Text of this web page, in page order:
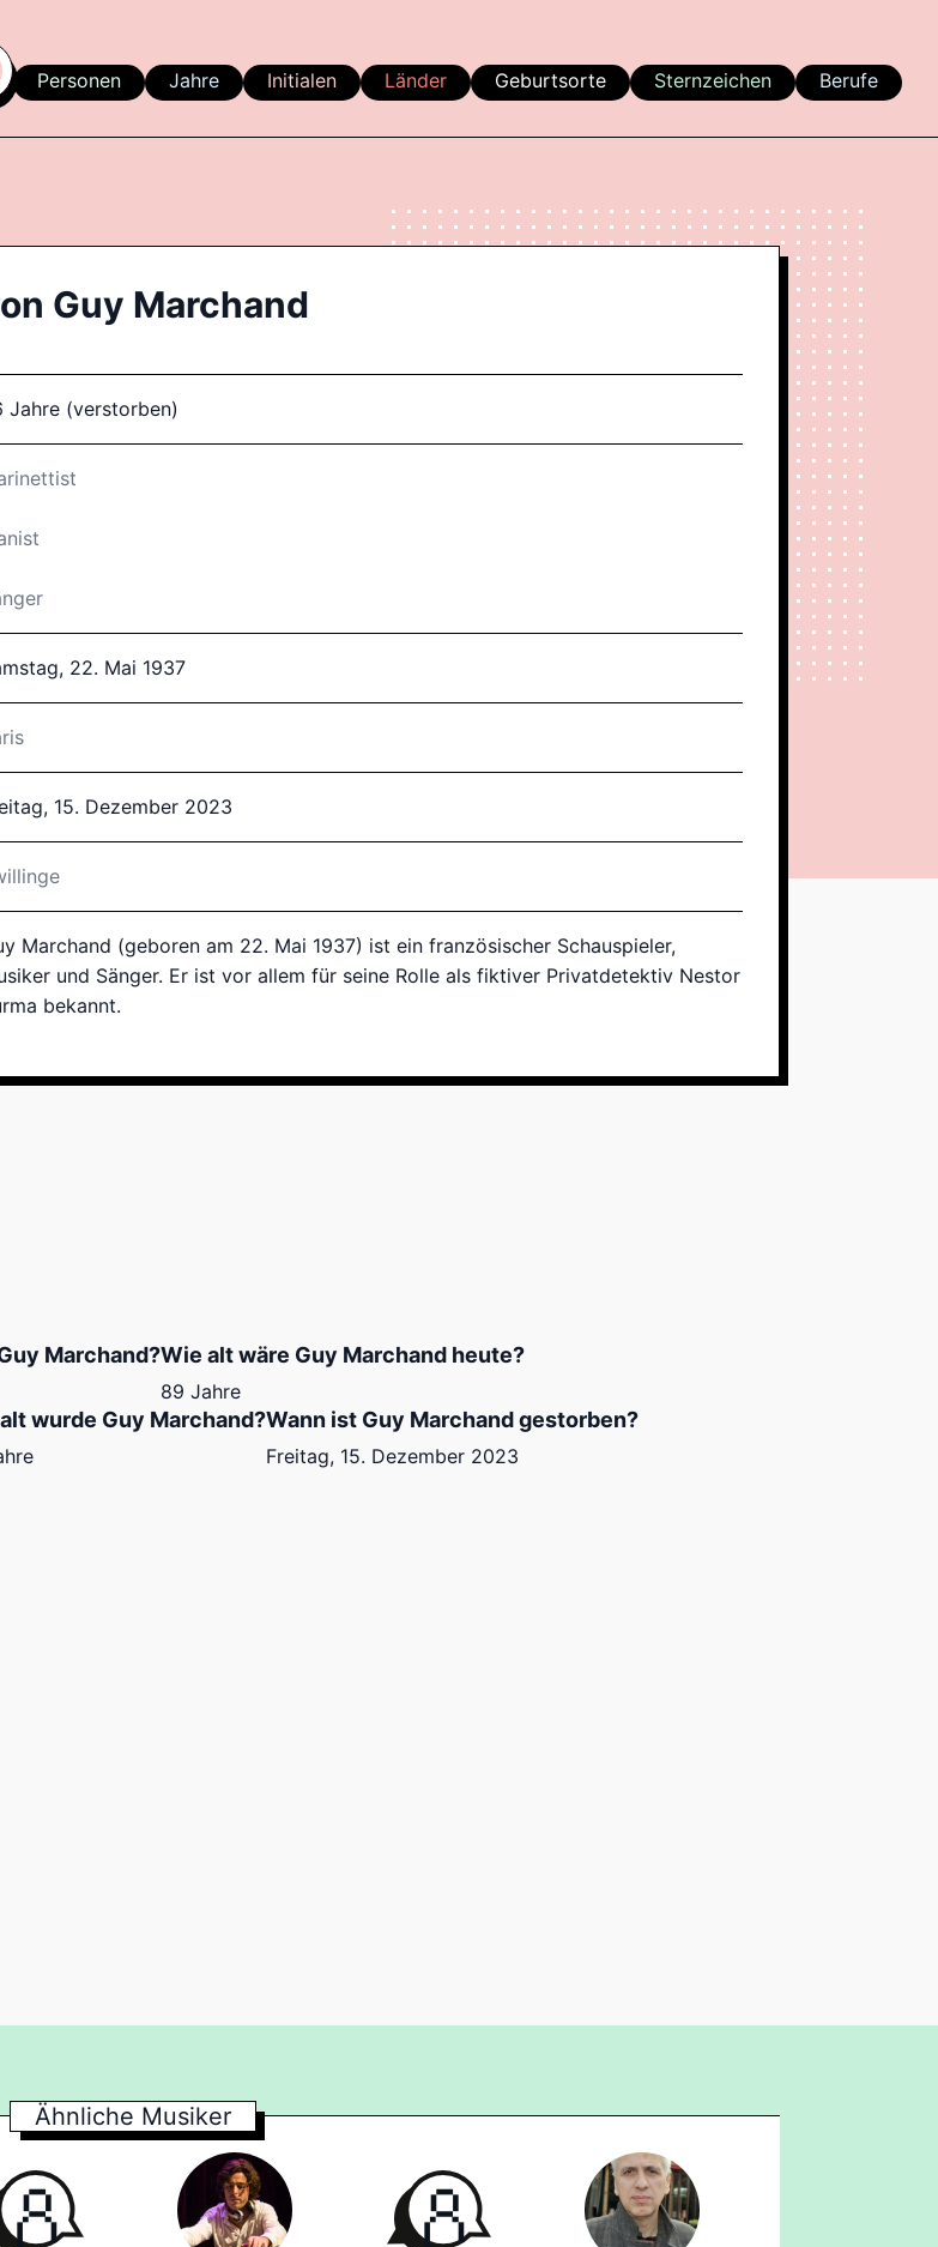
Personen Jahre Initialen Länder Geburtsorte Sternzeichen Berufe
Guy Marchand
Jahre (verstorben)
22. Mai 1937
15. Dezember 2023
Marchand (geboren am 22. Mai 1937) ist ein französischer Schauspieler,
und Sänger. Er ist vor allem für seine Rolle als fiktiver Privatdetektiv Nestor
bekannt.
Marchand?Wie alt wäre Guy Marchand heute?
89 Jahre
wurde Guy Marchand?Wann ist Guy Marchand gestorben?
Freitag, 15. Dezember 2023
Ähnliche Musiker